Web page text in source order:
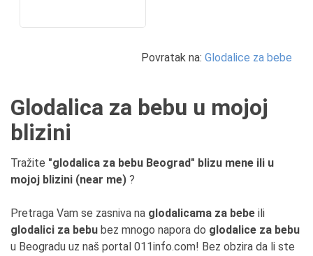
Povratak na: Glodalice za bebe
Glodalica za bebu u mojoj
blizini
Tražite "glodalica za bebu Beograd" blizu mene ili u
mojoj blizini (near me) ?
Pretraga Vam se zasniva na glodalicama za bebe ili
glodalici za bebu bez mnogo napora do glodalice za bebu
u Beogradu uz naš portal 011info.com! Bez obzira da li ste